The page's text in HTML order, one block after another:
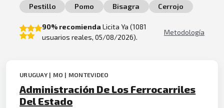
Pestillo
Pomo Bisagra Cerrojo
90% recomienda Licita Ya (1081
usuarios reales, 05/08/2026).
Metodología
URUGUAY | MO | MONTEVIDEO
Administración De Los Ferrocarriles
Del Estado